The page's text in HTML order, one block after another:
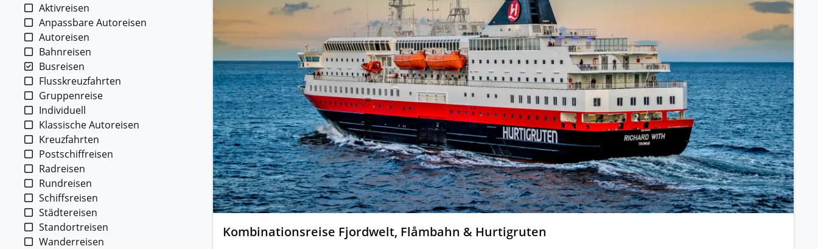
Aktivreisen
Anpassbare Autoreisen
Autoreisen
Bahnreisen
Busreisen
Flusskreuzfahrten
Gruppenreise
Individuell
Klassische Autoreisen
Kreuzfahrten
Postschiffreisen
Radreisen
Rundreisen
Schiffsreisen
Städtereisen
Standortreisen
Wanderreisen
Kombinationsreise Fjordwelt, Flåmbahn & Hurtigruten